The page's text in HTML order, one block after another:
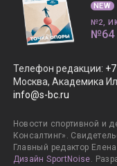
Телефон редакции:
Москва, Академика
info@s-bc.ru
Новости спортивной и
Консалтинг».
Главный редактор
Дизайн SportNoise.
NEW
№2,